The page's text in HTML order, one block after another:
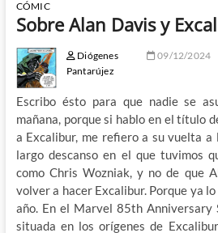
CÓMIC
Sobre Alan Davis y
Diógenes
Pantarújez
09/12/2024
Escribo ésto para que nadie se
mañana, porque si hablo en el título
a Excalibur, me refiero a su vuelta
largo descanso en el que tuvimos
como Chris Wozniak, y no de que
volver a hacer Excalibur. Porque ya
año. En el Marvel 85th Anniversary
situada en los orígenes de